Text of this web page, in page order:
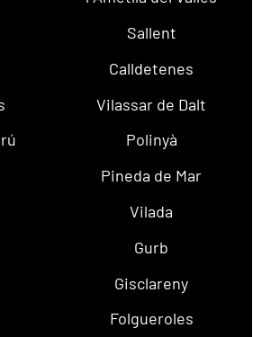
Sallent
Calldetenes
Vilassar de Dalt
Polinyà
Pineda de Mar
Vilada
Gurb
Gisclareny
Folgueroles